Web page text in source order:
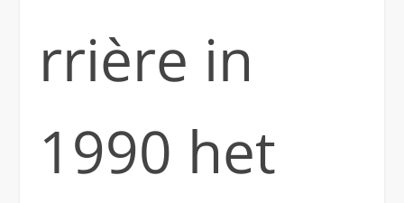
rrière in
1990 het